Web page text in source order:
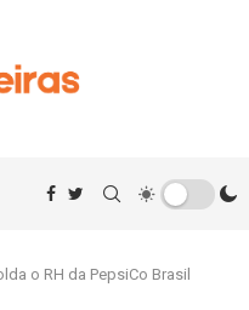
o RH da PepsiCo Brasil